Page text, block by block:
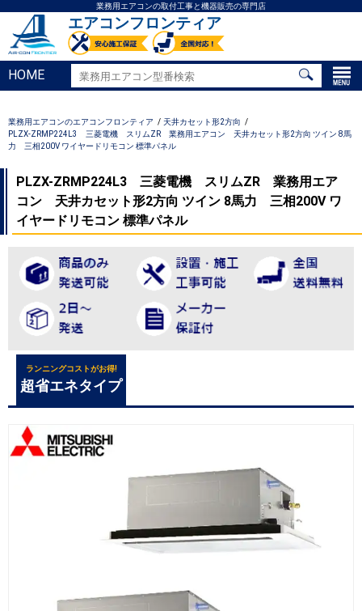
業務用エアコンの取付工事と機器販売の専門店
エアコンフロンティア
HOME
業務用エアコンのエアコンフロンティア
天井カセット形2方向
PLZX-ZRMP224L3 三菱電機 スリムZR 業務用エアコン 天井カセット形2方向 ツイン 8馬
力 三相200V ワイヤードリモコン 標準パネル
PLZX-ZRMP224L3 三菱電機 スリムZR 業務用エア
コン 天井カセット形2方向 ツイン 8馬力 三相200V ワ
イヤードリモコン 標準パネル
ランニングコストがお得!
超省エネタイプ